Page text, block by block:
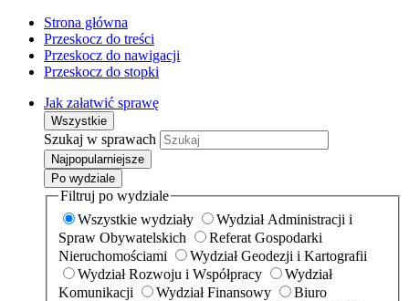
Strona główna
Przeskocz do treści
Przeskocz do nawigacji
Przeskocz do stopki
Jak załatwić sprawę
Wszystkie
Szukaj w sprawach
Najpopularniejsze
Po wydziale
Filtruj po wydziale
Wszystkie wydziały
Wydział Administracji i
Spraw Obywatelskich
Referat Gospodarki
Nieruchomościami
Wydział Geodezji i Kartografii
Wydział Rozwoju i Współpracy
Wydział
Komunikacji
Wydział Finansowy
Biuro